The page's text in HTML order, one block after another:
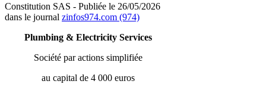
Constitution SAS - Publiée le 26/05/2026
dans le journal zinfos974.com (974)
Plumbing & Electricity Services
Société par actions simplifiée
au capital de 4 000 euros